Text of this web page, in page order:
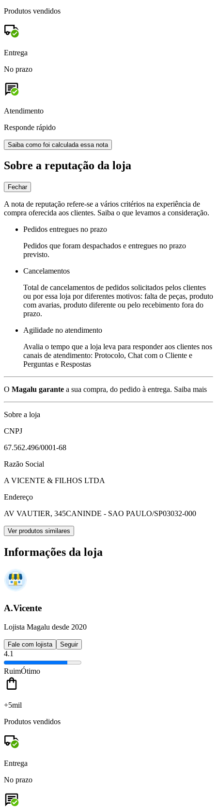
Produtos vendidos
Entrega
No prazo
Atendimento
Responde rápido
Saiba como foi calculada essa nota
Sobre a reputação da loja
Fechar
A nota de reputação refere-se a vários critérios na experiência de
compra oferecida aos clientes. Saiba o que levamos a consideração.
Pedidos entregues no prazo
Pedidos que foram despachados e entregues no prazo
previsto.
Cancelamentos
Total de cancelamentos de pedidos solicitados pelos clientes
ou por essa loja por diferentes motivos: falta de peças, produto
com avarias, produto diferente ou pelo recebimento fora do
prazo.
Agilidade no atendimento
Avalia o tempo que a loja leva para responder aos clientes nos
canais de atendimento: Protocolo, Chat com o Cliente e
Perguntas e Respostas
O Magalu garante a sua compra, do pedido à entrega. Saiba mais
Sobre a loja
CNPJ
67.562.496/0001-68
Razão Social
A VICENTE & FILHOS LTDA
Endereço
AV VAUTIER, 345CANINDE - SAO PAULO/SP03032-000
Ver produtos similares
Informações da loja
A.Vicente
Lojista Magalu desde 2020
Fale com lojista Seguir
4.1
RuimÓtimo
+5mil
Produtos vendidos
Entrega
No prazo